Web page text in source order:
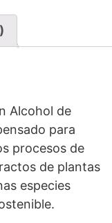
Alcohol de
para
procesos de
de plantas
especies